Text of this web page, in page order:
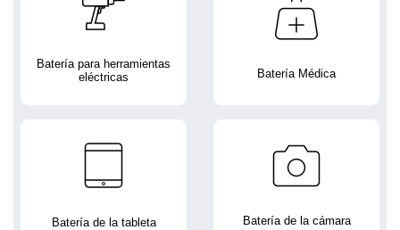
Batería para herramientas
eléctricas
Batería Médica
Batería de la tableta Batería de la cámara